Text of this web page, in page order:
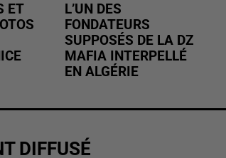
ET
L’UN DES
FONDATEURS
SUPPOSÉS DE LA DZ
MAFIA INTERPELLÉ
EN ALGÉRIE
DIFFUSÉ